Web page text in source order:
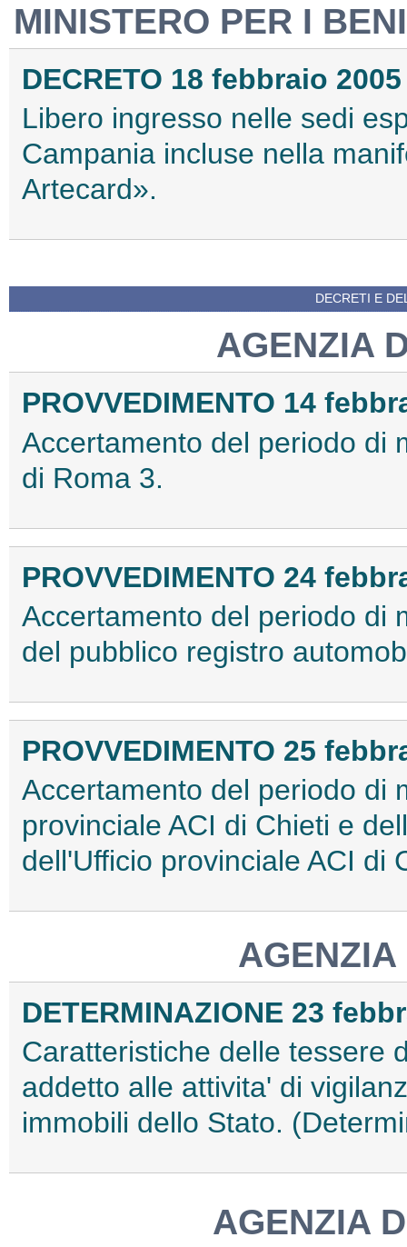
MINISTERO PER I
DECRETO 18 febbraio 2005
Libero ingresso nelle sedi
Campania incluse nella
Artecard».
DECRETI E
AGENZIA
PROVVEDIMENTO 14
Accertamento del periodo di
di Roma 3.
PROVVEDIMENTO 24
Accertamento del periodo di
del pubblico registro
PROVVEDIMENTO 25
Accertamento del periodo di
provinciale ACI di Chieti e
dell'Ufficio provinciale ACI di
AGENZIA
DETERMINAZIONE 23
Caratteristiche delle tessere
addetto alle attivita' di
immobili dello Stato.
AGENZIA